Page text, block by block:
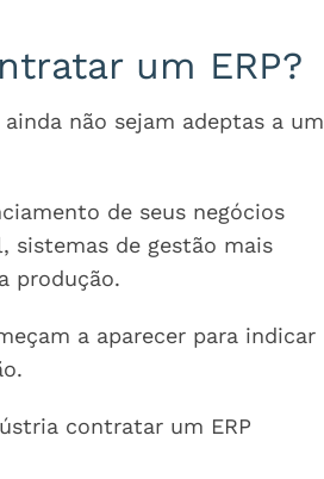
um ERP?
não sejam adeptas a um
de seus negócios
sistemas de gestão mais
produção.
a aparecer para indicar
contratar um ERP